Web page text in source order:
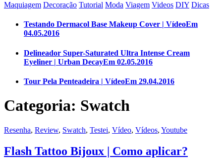
Maquiagem Decoração Tutorial Moda Viagem Videos DIY Dicas
Testando Dermacol Base Makeup Cover | VídeoEm
04.05.2016
Delineador Super-Saturated Ultra Intense Cream
Eyeliner | Urban DecayEm 02.05.2016
Tour Pela Penteadeira | VídeoEm 29.04.2016
Categoria: Swatch
Resenha, Review, Swatch, Testei, Vídeo, Vídeos, Youtube
Flash Tattoo Bijoux | Como aplicar?